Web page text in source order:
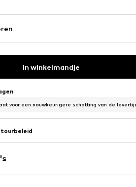
In winkelmandje
voor een nauwkeurigere schatting van de